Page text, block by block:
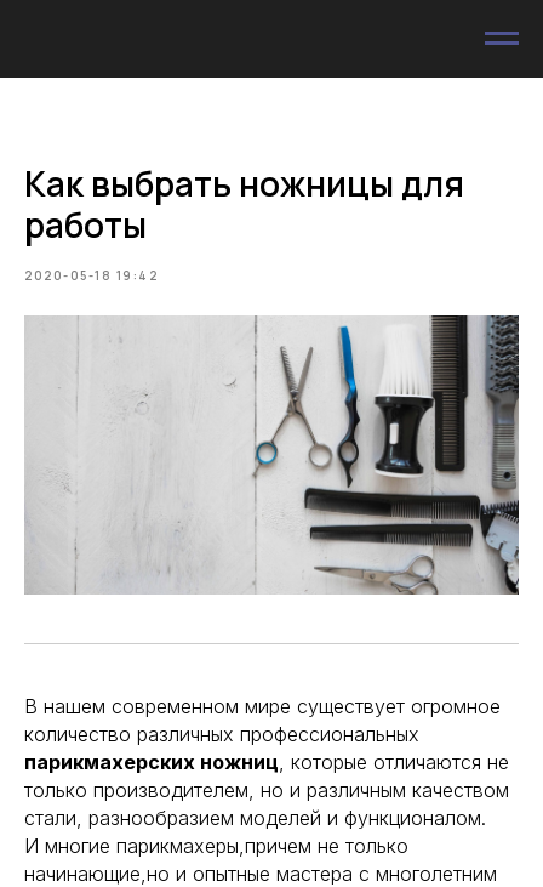
Как выбрать ножницы для
работы
2020-05-18 19:42
В нашем современном мире существует огромное
количество различных профессиональных
парикмахерских ножниц , которые отличаются не
только производителем, но и различным качеством
стали, разнообразием моделей и функционалом.
И многие парикмахеры,причем не только
начинающие,но и опытные мастера с многолетним